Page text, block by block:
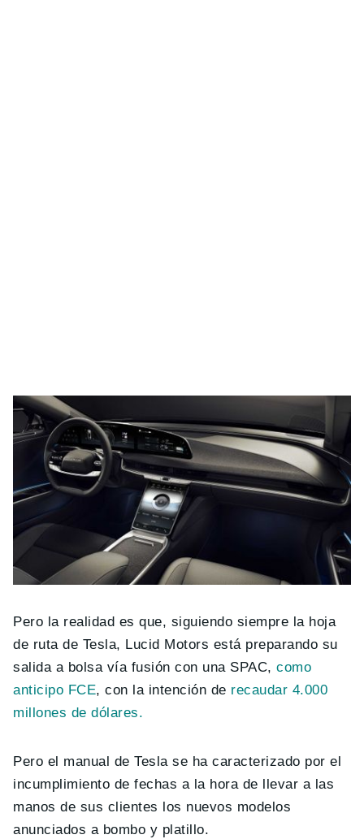
Pero la realidad es que, siguiendo siempre la hoja
de ruta de Tesla, Lucid Motors está preparando su
salida a bolsa vía fusión con una SPAC,como
anticipo FCE, con la intención de recaudar 4.000
millones de dólares.
Pero el manual de Tesla se ha caracterizado por el
incumplimiento de fechas a la hora de llevar a las
manos de sus clientes los nuevos modelos
anunciados a bombo y platillo.